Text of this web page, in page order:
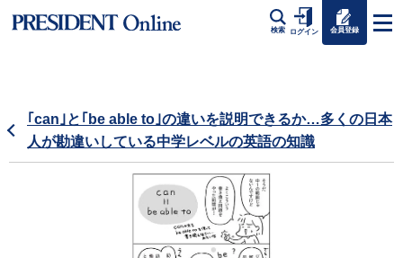
検索 ログイン 会員登録
｢can｣と｢be able to｣の違いを説明できるか…多くの日本
人が勘違いしている中学レベルの英語の知識